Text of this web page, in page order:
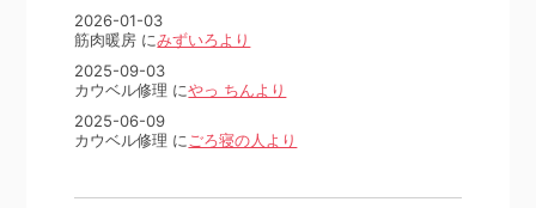
2026-01-03
筋肉暖房 にみずいろより
2025-09-03
カウベル修理 にやっ ちんより
2025-06-09
カウベル修理 に ごろ寝の人より